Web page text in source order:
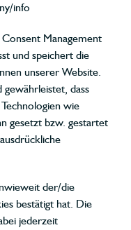
info
Management
und speichert die
unserer Website.
dass
wie
gesetzt bzw. gestartet
der/die
bestätigt hat. Die
jederzeit